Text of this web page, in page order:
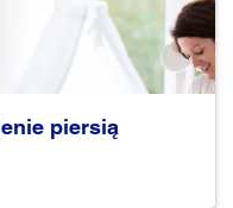
piersią